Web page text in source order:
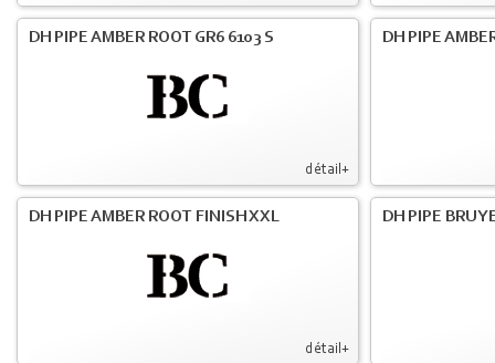
détail+
DH PIPE AMBER ROOT GR6 6103 S DH PIPE
détail+
DH PIPE AMBER ROOT FINISH XXL DH PIPE